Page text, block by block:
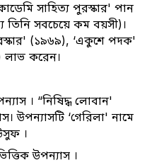
সাহিত্য পুরস্কার' পান
তিনি সবচেয়ে কম বয়সী)।
(১৯৬৯), ‘একুশে পদক'
লাভ করেন।
। “নিষিদ্ধ লোবান'
উপন্যাসটি ‘গেরিলা' নামে
।
উপন্যাস ।